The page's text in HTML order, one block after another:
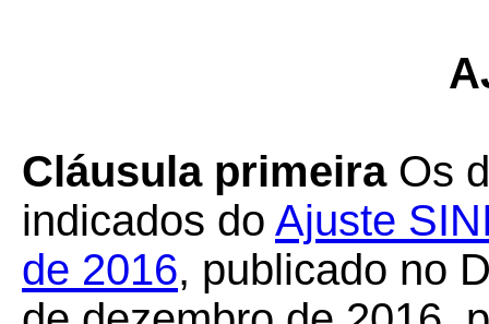
Cláusula primeiraOs
indicados do Ajuste
de 2016, publicado no